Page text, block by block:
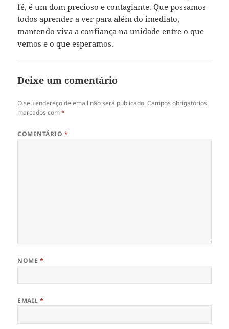
fé, é um dom precioso e contagiante. Que possamos
todos aprender a ver para além do imediato,
mantendo viva a confiança na unidade entre o que
vemos e o que esperamos.
Deixe um comentário
O seu endereço de email não será publicado. Campos obrigatórios
marcados com*
COMENTÁRIO *
NOME *
EMAIL*